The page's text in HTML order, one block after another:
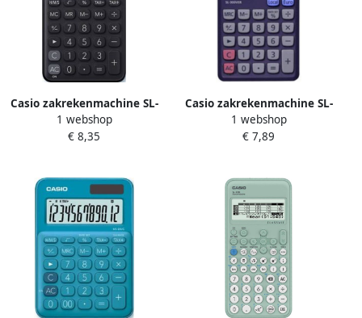
Casio zakrekenmachine SL-
310UC zwart
1 webshop
€ 8,35
Casio zakrekenmachine SL-
300VER
1 webshop
€ 7,89